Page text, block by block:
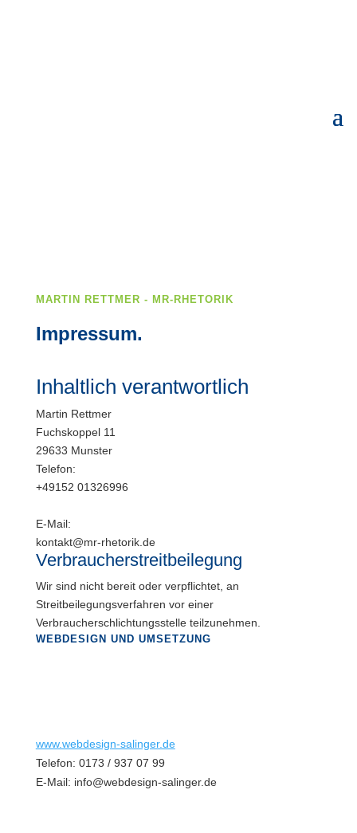
MARTIN RETTMER - MR-RHETORIK
Impressum.
Inhaltlich verantwortlich
Martin Rettmer
Fuchskoppel 11
29633 Munster
Telefon:
+49152 01326996
E-Mail:
kontakt@mr-rhetorik.de
Verbraucherstreitbeilegung
Wir sind nicht bereit oder verpflichtet, an
Streitbeilegungsverfahren vor einer
Verbraucherschlichtungsstelle teilzunehmen.
WEBDESIGN UND UMSETZUNG
www.webdesign-salinger.de
Telefon: 0173 / 937 07 99
E-Mail: info@webdesign-salinger.de